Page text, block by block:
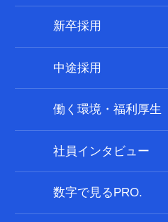
新卒採用
中途採用
働く環境・福利厚生
社員インタビュー
数字で見るPRO.